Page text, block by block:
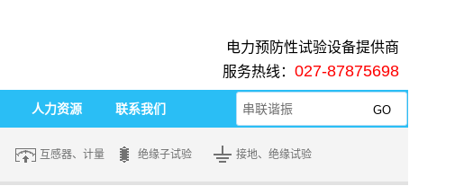
电力预防性试验设备提供商
服务热线： 027-87875698
人力资源 联系我们
互感器、计量 绝缘子试验 接地、绝缘试验